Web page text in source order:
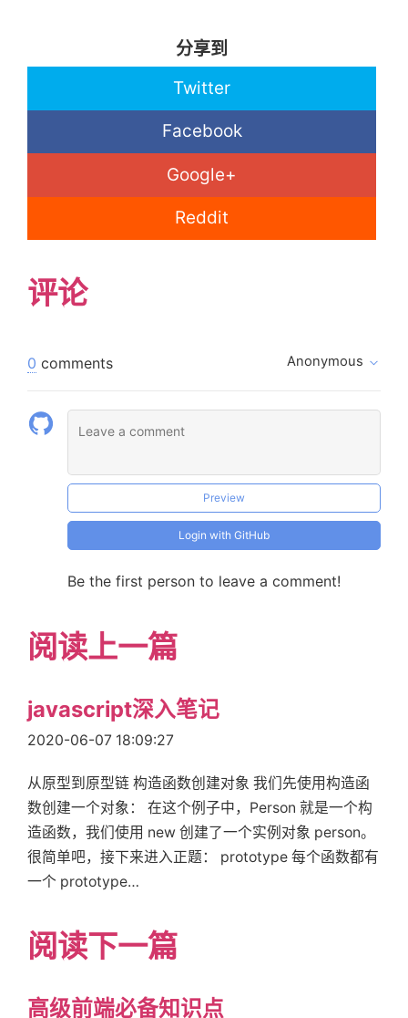
分享到
Twitter
Facebook
Google+
Reddit
评论
0 comments Anonymous
Preview
Login with GitHub
Be the first person to leave a comment!
阅读上一篇
javascript深入笔记
2020-06-07 18:09:27
从原型到原型链 构造函数创建对象 我们先使用构造函
数创建一个对象： 在这个例子中，Person 就是一个构
造函数，我们使用 new 创建了一个实例对象 person。
很简单吧，接下来进入正题： prototype 每个函数都有
一个 prototype…
阅读下一篇
高级前端必备知识点